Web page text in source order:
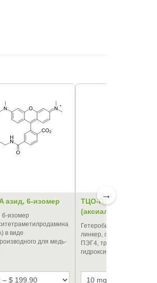
азид, 6-изомер
6-изомер
в виде
для медь-
ТЦО-ПЭГ4-NHS эфир
(аксиальный
линкер, содержащий
ПЭГ4, транс-циклооктен и
гидроксисукцини…
→